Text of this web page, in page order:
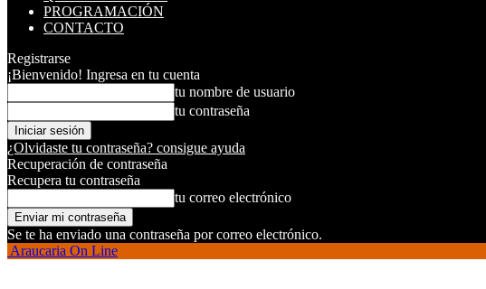
PROGRAMACIÓN
CONTACTO
Registrarse
¡Bienvenido! Ingresa en tu cuenta
tu nombre de usuario
tu contraseña
¿Olvidaste tu contraseña? consigue ayuda
Recuperación de contraseña
Recupera tu contraseña
tu correo electrónico
Se te ha enviado una contraseña por correo electrónico.
Araucaria On Line